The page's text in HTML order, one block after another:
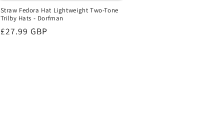
Straw Fedora Hat Lightweight Two-Tone
Trilby Hats - Dorfman
Normaler
£27.99 GBP